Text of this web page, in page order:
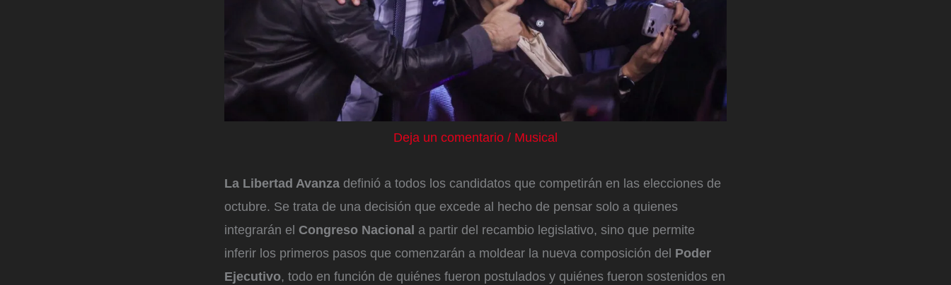
Deja un comentario / Musical
La Libertad Avanza definió a todos los candidatos que competirán en las elecciones de
octubre. Se trata de una decisión que excede al hecho de pensar solo a quienes
integrarán el Congreso Nacional a partir del recambio legislativo, sino que permite
inferir los primeros pasos que comenzarán a moldear la nueva composición del Poder
Ejecutivo, todo en función de quiénes fueron postulados y quiénes fueron sostenidos en